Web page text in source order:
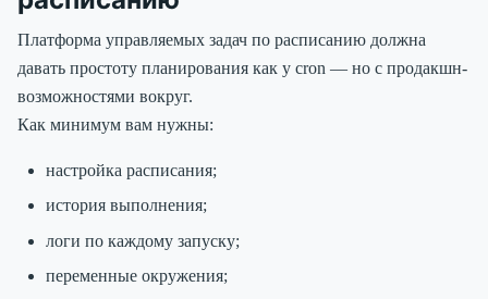
Платформа управляемых задач по расписанию должна
давать простоту планирования как у cron — но с продакшн-
возможностями вокруг.
Как минимум вам нужны:
настройка расписания;
история выполнения;
логи по каждому запуску;
переменные окружения;